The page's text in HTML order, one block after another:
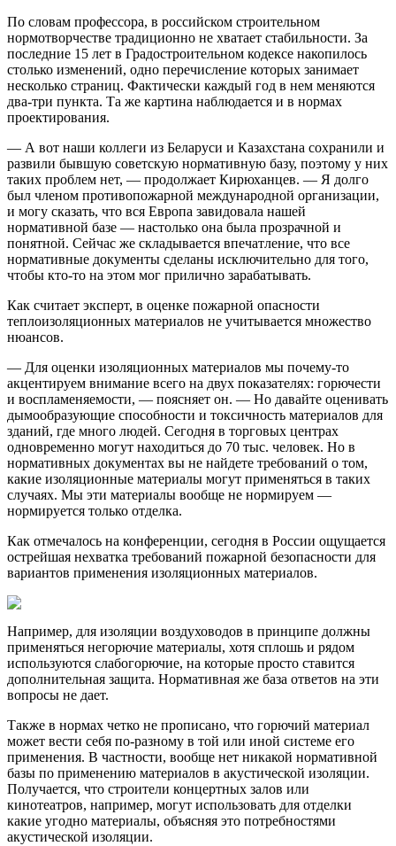
По словам профессора, в российском строительном
нормотворчестве традиционно не хватает стабильности. За
последние 15 лет в Градостроительном кодексе накопилось
столько изменений, одно перечисление которых занимает
несколько страниц. Фактически каждый год в нем меняются
два-три пункта. Та же картина наблюдается и в нормах
проектирования.
— А вот наши коллеги из Беларуси и Казахстана сохранили и
развили бывшую советскую нормативную базу, поэтому у них
таких проблем нет, — продолжает Кирюханцев. — Я долго
был членом противопожарной международной организации,
и могу сказать, что вся Европа завидовала нашей
нормативной базе — настолько она была прозрачной и
понятной. Сейчас же складывается впечатление, что все
нормативные документы сделаны исключительно для того,
чтобы кто-то на этом мог прилично зарабатывать.
Как считает эксперт, в оценке пожарной опасности
теплоизоляционных материалов не учитывается множество
нюансов.
— Для оценки изоляционных материалов мы почему-то
акцентируем внимание всего на двух показателях: горючести
и воспламеняемости, — поясняет он. — Но давайте оценивать
дымообразующие способности и токсичность материалов для
зданий, где много людей. Сегодня в торговых центрах
одновременно могут находиться до 70 тыс. человек. Но в
нормативных документах вы не найдете требований о том,
какие изоляционные материалы могут применяться в таких
случаях. Мы эти материалы вообще не нормируем —
нормируется только отделка.
Как отмечалось на конференции, сегодня в России ощущается
острейшая нехватка требований пожарной безопасности для
вариантов применения изоляционных материалов.
Например, для изоляции воздуховодов в принципе должны
применяться негорючие материалы, хотя сплошь и рядом
используются слабогорючие, на которые просто ставится
дополнительная защита. Нормативная же база ответов на эти
вопросы не дает.
Также в нормах четко не прописано, что горючий материал
может вести себя по-разному в той или иной системе его
применения. В частности, вообще нет никакой нормативной
базы по применению материалов в акустической изоляции.
Получается, что строители концертных залов или
кинотеатров, например, могут использовать для отделки
какие угодно материалы, объясняя это потребностями
акустической изоляции.